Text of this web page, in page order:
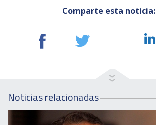
Comparte esta noticia:
Noticias relacionadas